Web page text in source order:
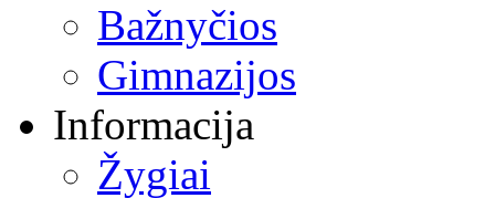
Bažnyčios
Gimnazijos
Informacija
Žygiai